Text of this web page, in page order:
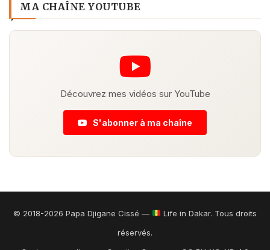
MA CHAÎNE YOUTUBE
Découvrez mes vidéos sur YouTube
S'abonner à ma chaîne
© 2018-2026 Papa Djigane Cissé —
Life in Dakar. Tous droits
réservés.